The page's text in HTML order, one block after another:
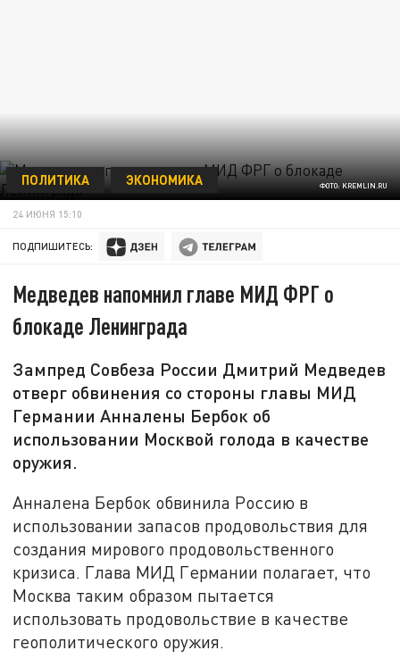
ФОТО: KREMLIN.RU
ПОЛИТИКА ЭКОНОМИКА
24 ИЮНЯ 15:10
ПОДПИШИТЕСЬ:
Медведев напомнил главе МИД ФРГ о
блокаде Ленинграда
Зампред Совбеза России Дмитрий Медведев
отверг обвинения со стороны главы МИД
Германии Анналены Бербок об
использовании Москвой голода в качестве
оружия.
Анналена Бербок обвинила Россию в
использовании запасов продовольствия для
создания мирового продовольственного
кризиса. Глава МИД Германии полагает, что
Москва таким образом пытается
использовать продовольствие в качестве
геополитического оружия.